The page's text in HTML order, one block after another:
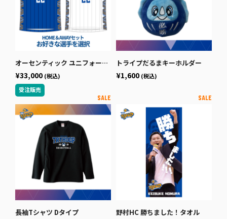
オーセンティック ユニフォームシャツ 選手名＋選手番号 HOME & AWAYセット
¥33,000 (税込)
トライプだるまキーホルダー
¥1,600 (税込)
長袖Tシャツ Dタイプ 野村HC 勝ちました！タオル